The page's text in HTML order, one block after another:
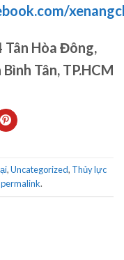
Hòa Đông,
Tân, TP.HCM
,Uncategorized, Thủy lực
permalink.